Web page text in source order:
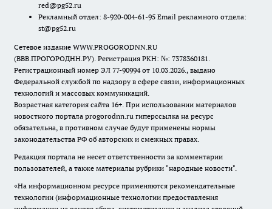
red@pg52.ru
Рекламный отдел: 8-920-004-61-95 Email рекламного отдела:
st@pg52.ru
Сетевое издание WWW.PROGORODNN.RU
(ВВВ.ПРОГОРОДНН.РУ). Регистрация РКН: №: 7378360181.
Регистрационный номер ЭЛ 77-90994 от 10.03.2026., выдано
Федеральной службой по надзору в сфере связи, информационных
технологий и массовых коммуникаций.
Возрастная категория сайта 16+. При использовании материалов
новостного портала progorodnn.ru гиперссылка на ресурс
обязательна, в противном случае будут применены нормы
законодательства РФ об авторских и смежных правах.
Редакция портала не несет ответственности за комментарии
пользователей, а также материалы рубрики "народные новости".
«На информационном ресурсе применяются рекомендательные
технологии (информационные технологии предоставления